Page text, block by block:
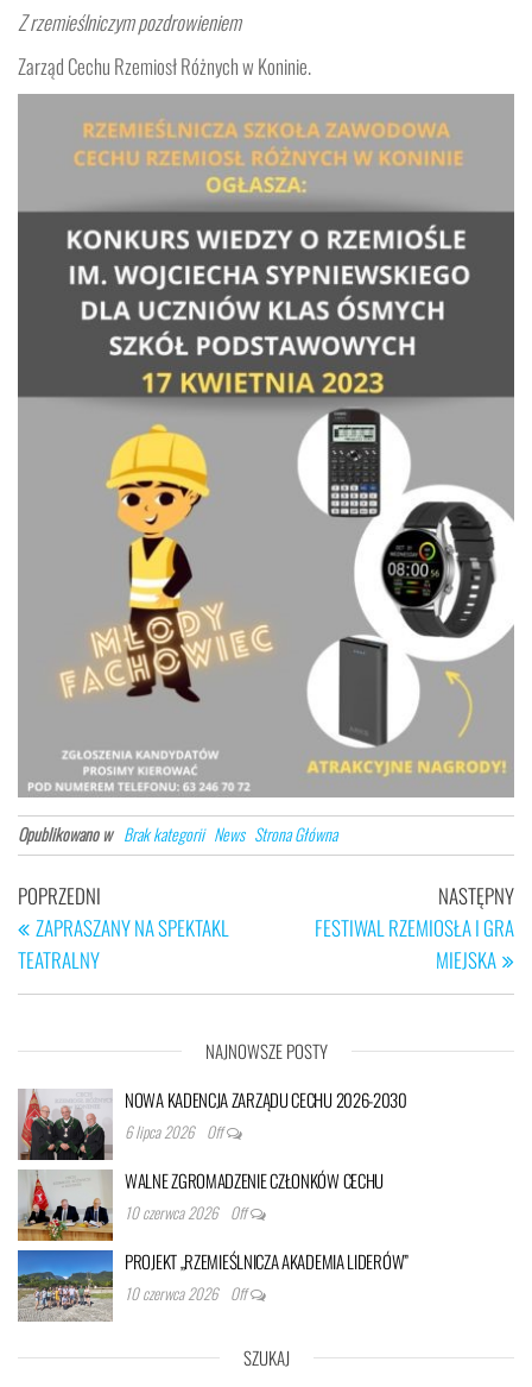
Z rzemieślniczym pozdrowieniem
Zarząd Cechu Rzemiosł Różnych w Koninie.
Opublikowano w Brak kategorii News Strona Główna
Nawigacja
wpisu
Poprzedni
wpis
POPRZEDNI
ZAPRASZANY NA SPEKTAKL
TEATRALNY
NASTĘPNY
FESTIWAL RZEMIOSŁA I GRA
MIEJSKA
NAJNOWSZE POSTY
NOWA KADENCJA ZARZĄDU CECHU 2026-2030
6 lipca 2026 Off
WALNE ZGROMADZENIE CZŁONKÓW CECHU
10 czerwca 2026 Off
PROJEKT „RZEMIEŚLNICZA AKADEMIA LIDERÓW”
10 czerwca 2026 Off
SZUKAJ